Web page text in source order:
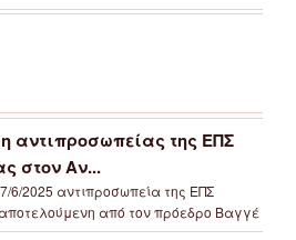
αντιπροσωπείας της ΕΠΣ
στον Αν...
6/2025 αντιπροσωπεία της ΕΠΣ
από τον πρόεδρο Βαγγέ